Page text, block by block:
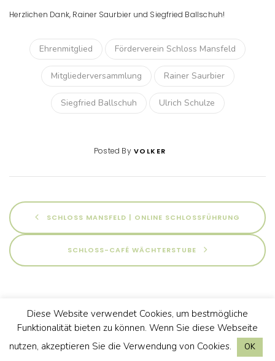
Herzlichen Dank, Rainer Saurbier und Siegfried Ballschuh!
Ehrenmitglied Förderverein Schloss Mansfeld
Mitgliederversammlung Rainer Saurbier
Siegfried Ballschuh Ulrich Schulze
Posted By VOLKER
SCHLOSS MANSFELD | ONLINE SCHLOSSFÜHRUNG
SCHLOSS-CAFÉ WÄCHTERSTUBE
Galerie
Diese Website verwendet Cookies, um bestmögliche
Funktionalität bieten zu können. Wenn Sie diese Webseite
nutzen, akzeptieren Sie die Verwendung von Cookies.
OK